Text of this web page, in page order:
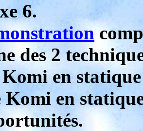
6.
des 2
en
Komi en